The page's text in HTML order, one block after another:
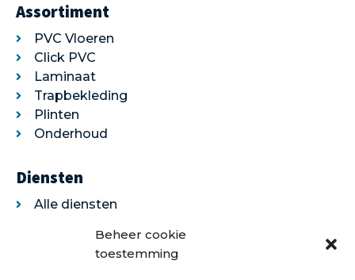
Beheer cookie
toestemming
Assortiment
PVC Vloeren
Click PVC
Laminaat
Trapbekleding
Plinten
Onderhoud
Diensten
Alle diensten
Egaliseren
Traprenovatie